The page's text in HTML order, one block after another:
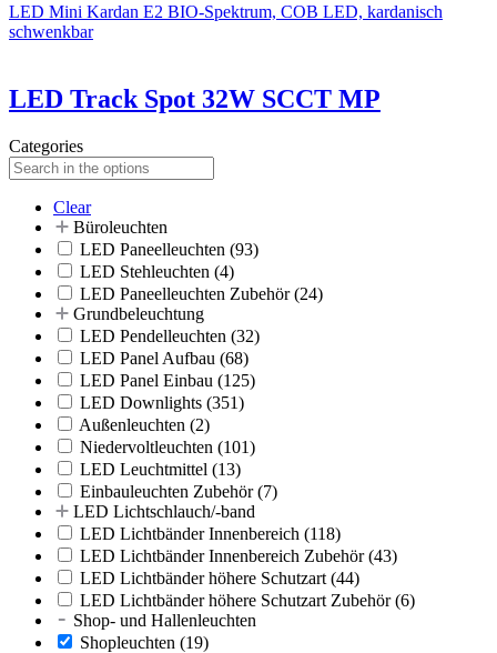
LED Mini Kardan E2 BIO-Spektrum, COB LED, kardanisch
schwenkbar
LED Track Spot 32W SCCT MP
Categories
Clear
Büroleuchten
LED Paneelleuchten (93)
LED Stehleuchten (4)
LED Paneelleuchten Zubehör(24)
Grundbeleuchtung
LED Pendelleuchten (32)
LED Panel Aufbau (68)
LED Panel Einbau (125)
LED Downlights (351)
Außenleuchten (2)
Niedervoltleuchten (101)
LED Leuchtmittel (13)
Einbauleuchten Zubehör(7)
LED Lichtschlauch/-band
LED Lichtbänder Innenbereich (118)
LED Lichtbänder Innenbereich Zubehör(43)
LED Lichtbänder höhere Schutzart (44)
LED Lichtbänder höhere Schutzart Zubehör(6)
Shop- und Hallenleuchten
Shopleuchten (19)